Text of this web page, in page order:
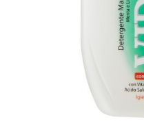
Fructe si legume din Italia
Sosuri de rosii si pasta de
Produse proaspete
Solutii curatat suprafete
Solutie curatat geamuri
Degresant mobila
Degresant universal
Geluri de dus pentru
Sapun Lichid sau Solid
Antibacterian Pentru Fata
Servetele umede, nazale
Parfumuri Italiene
Produse Igiena Dentara